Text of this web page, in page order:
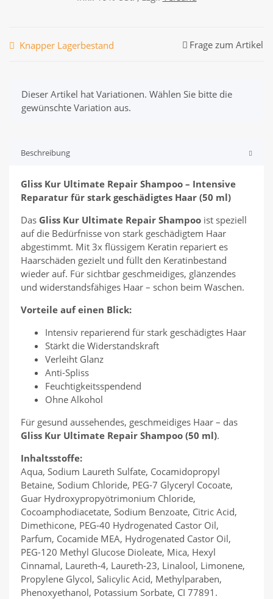
Knapper Lagerbestand Frage zum Artikel
x
Dieser Artikel hat Variationen. Wählen Sie bitte die
gewünschte Variation aus.
Beschreibung
Gliss Kur Ultimate Repair Shampoo – Intensive
Reparatur für stark geschädigtes Haar (50 ml)
Das Gliss Kur Ultimate Repair Shampooist speziell
auf die Bedürfnisse von stark geschädigtem Haar
abgestimmt. Mit 3x flüssigem Keratin repariert es
Haarschäden gezielt und füllt den Keratinbestand
wieder auf. Für sichtbar geschmeidiges, glänzendes
und widerstandsfähiges Haar – schon beim Waschen.
Vorteile auf einen Blick:
Intensiv reparierend für stark geschädigtes Haar
Stärkt die Widerstandskraft
Verleiht Glanz
Anti-Spliss
Feuchtigkeitsspendend
Ohne Alkohol
Für gesund aussehendes, geschmeidiges Haar – das
Gliss Kur Ultimate Repair Shampoo (50 ml).
Inhaltsstoffe:
Aqua, Sodium Laureth Sulfate, Cocamidopropyl
Betaine, Sodium Chloride, PEG-7 Glyceryl Cocoate,
Guar Hydroxypropyötrimonium Chloride,
Cocoamphodiacetate, Sodium Benzoate, Citric Acid,
Dimethicone, PEG-40 Hydrogenated Castor Oil,
Parfum, Cocamide MEA, Hydrogenated Castor Oil,
PEG-120 Methyl Glucose Dioleate, Mica, Hexyl
Cinnamal, Laureth-4, Laureth-23, Linalool, Limonene,
Propylene Glycol, Salicylic Acid, Methylparaben,
Phenoxyethanol, Potassium Sorbate, CI 77891.